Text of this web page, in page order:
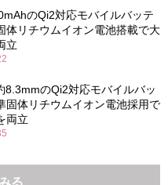
のQi2対応モバイルバッテ
リチウムイオン電池搭載で大
立
8.3mmのQi2対応モバイルバッ
体リチウムイオン電池採用で
両立
る